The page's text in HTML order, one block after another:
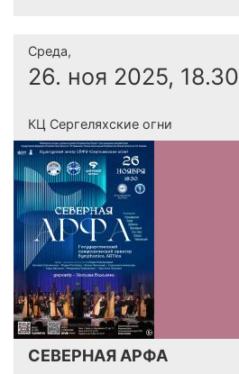
Среда,
26. ноя 2025, 18.30
КЦ Сергеляхские огни
СЕВЕРНАЯ АРФА